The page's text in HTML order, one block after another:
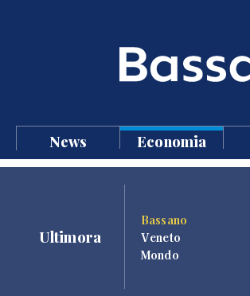
News Economia
Ultimora
Bassano
Veneto
Mondo